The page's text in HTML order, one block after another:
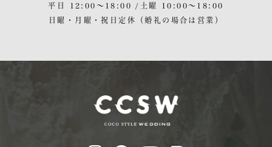
平日 12:00〜18:00 / 土曜 10:00〜18:00
日曜・月曜・祝日定休
（婚礼の場合は営業）